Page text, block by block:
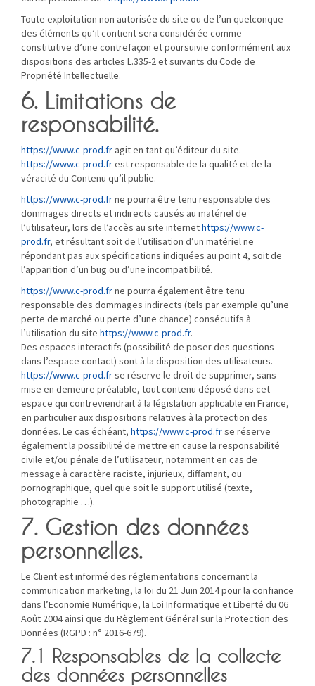
Toute exploitation non autorisée du site ou de l’un quelconque
des éléments qu’il contient sera considérée comme
constitutive d’une contrefaçon et poursuivie conformément aux
dispositions des articles L.335-2 et suivants du Code de
Propriété Intellectuelle.
6. Limitations de
responsabilité.
https://www.c-prod.fr agit en tant qu’éditeur du site.
https://www.c-prod.frest responsable de la qualité et de la
véracité du Contenu qu’il publie.
https://www.c-prod.frne pourra être tenu responsable des
dommages directs et indirects causés au matériel de
l’utilisateur, lors de l’accès au site internethttps://www.c-
prod.fr, et résultant soit de l’utilisation d’un matériel ne
répondant pas aux spécifications indiquées au point 4, soit de
l’apparition d’un bug ou d’une incompatibilité.
https://www.c-prod.frne pourra également être tenu
responsable des dommages indirects (tels par exemple qu’une
perte de marché ou perte d’une chance) consécutifs à
l’utilisation du site https://www.c-prod.fr.
Des espaces interactifs (possibilité de poser des questions
dans l’espace contact) sont à la disposition des utilisateurs.
https://www.c-prod.frse réserve le droit de supprimer, sans
mise en demeure préalable, tout contenu déposé dans cet
espace qui contreviendrait à la législation applicable en France,
en particulier aux dispositions relatives à la protection des
données. Le cas échéant, https://www.c-prod.frse réserve
également la possibilité de mettre en cause la responsabilité
civile et/ou pénale de l’utilisateur, notamment en cas de
message à caractère raciste, injurieux, diffamant, ou
pornographique, quel que soit le support utilisé (texte,
photographie …).
7. Gestion des données
personnelles.
Le Client est informé des réglementations concernant la
communication marketing, la loi du 21 Juin 2014 pour la confiance
dans l’Economie Numérique, la Loi Informatique et Liberté du 06
Août 2004 ainsi que du Règlement Général sur la Protection des
Données (RGPD : n° 2016-679).
7.1 Responsables de la collecte
des données personnelles